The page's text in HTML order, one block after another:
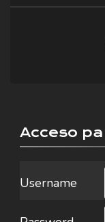
Acceso
Username